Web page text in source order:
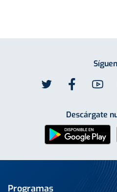
Descárgate
Programas